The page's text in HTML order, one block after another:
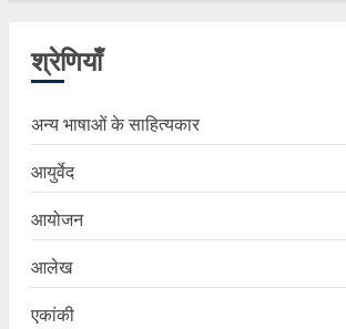
श्रेणियाँ
अन्य भाषाओं के साहित्यकार
आयुर्वेद
आयोजन
आलेख
एकांकी